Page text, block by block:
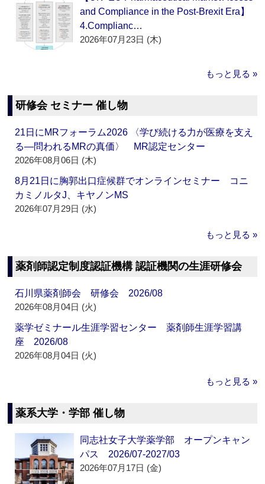
and Compliance in the Post-Brexit Era】
4.Complianc…
2026年07月23日 (木)
もっと見る »
研修会 セミナー 催し物
21日にMRフォーラム2026 〈学び続ける力が医療を支え
る―問われるMRの真価〉 MR認定センター
2026年08月06日 (木)
8月21日に胸郭出口症候群でオンラインセミナー コニ
カミノルタJ、キヤノンMS
2026年07月29日 (水)
もっと見る »
薬剤師認定制度認証機構 認証機関の生涯研修会
石川県薬剤師会 研修会 2026/08
2026年08月04日 (火)
薬学ゼミナール生涯学習センター 薬剤師生涯学習講
座 2026/08
2026年08月04日 (火)
もっと見る »
薬系大学・学部 催し物
同志社女子大学薬学部 オープンキャン
パス 2026/07-2027/03
2026年07月17日 (金)